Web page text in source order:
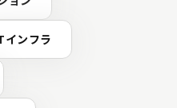
インフラ